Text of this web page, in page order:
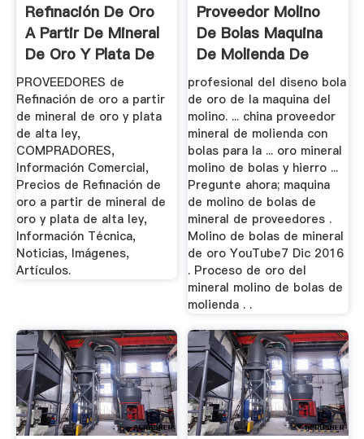
Refinación De Oro
A Partir De Mineral
De Oro Y Plata De
...
PROVEEDORES de
Refinación de oro a partir
de mineral de oro y plata
de alta ley,
COMPRADORES,
Información Comercial,
Precios de Refinación de
oro a partir de mineral de
oro y plata de alta ley,
Información Técnica,
Noticias, Imágenes,
Artículos.
Proveedor Molino
De Bolas Maquina
De Molienda De
Mineral ...
profesional del diseno bola
de oro de la maquina del
molino. ... china proveedor
mineral de molienda con
bolas para la ... oro mineral
molino de bolas y hierro ...
Pregunte ahora; maquina
de molino de bolas de
mineral de proveedores .
Molino de bolas de mineral
de oro YouTube7 Dic 2016
. Proceso de oro del
mineral molino de bolas de
molienda . .